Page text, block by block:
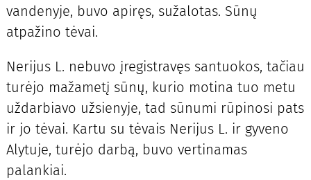
vandenyje, buvo apiręs, sužalotas. Sūnų
atpažino tėvai.
Nerijus L. nebuvo įregistravęs santuokos, tačiau
turėjo mažametį sūnų, kurio motina tuo metu
uždarbiavo užsienyje, tad sūnumi rūpinosi pats
ir jo tėvai. Kartu su tėvais Nerijus L. ir gyveno
Alytuje, turėjo darbą, buvo vertinamas
palankiai.